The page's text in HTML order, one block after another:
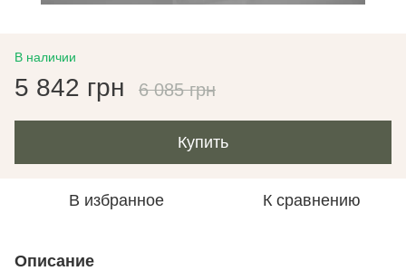
В наличии
5 842 грн 6 085 грн
Купить
В избранное К сравнению
Описание